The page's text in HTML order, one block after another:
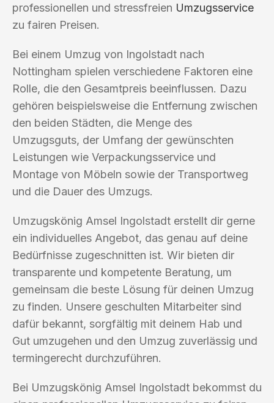
professionellen und stressfreien Umzugsservice
zu fairen Preisen.
Bei einem Umzug von Ingolstadt nach
Nottingham spielen verschiedene Faktoren eine
Rolle, die den Gesamtpreis beeinflussen. Dazu
gehören beispielsweise die Entfernung zwischen
den beiden Städten, die Menge des
Umzugsguts, der Umfang der gewünschten
Leistungen wie Verpackungsservice und
Montage von Möbeln sowie der Transportweg
und die Dauer des Umzugs.
Umzugskönig Amsel Ingolstadt erstellt dir gerne
ein individuelles Angebot, das genau auf deine
Bedürfnisse zugeschnitten ist. Wir bieten dir
transparente und kompetente Beratung, um
gemeinsam die beste Lösung für deinen Umzug
zu finden. Unsere geschulten Mitarbeiter sind
dafür bekannt, sorgfältig mit deinem Hab und
Gut umzugehen und den Umzug zuverlässig und
termingerecht durchzuführen.
Bei Umzugskönig Amsel Ingolstadt bekommst du